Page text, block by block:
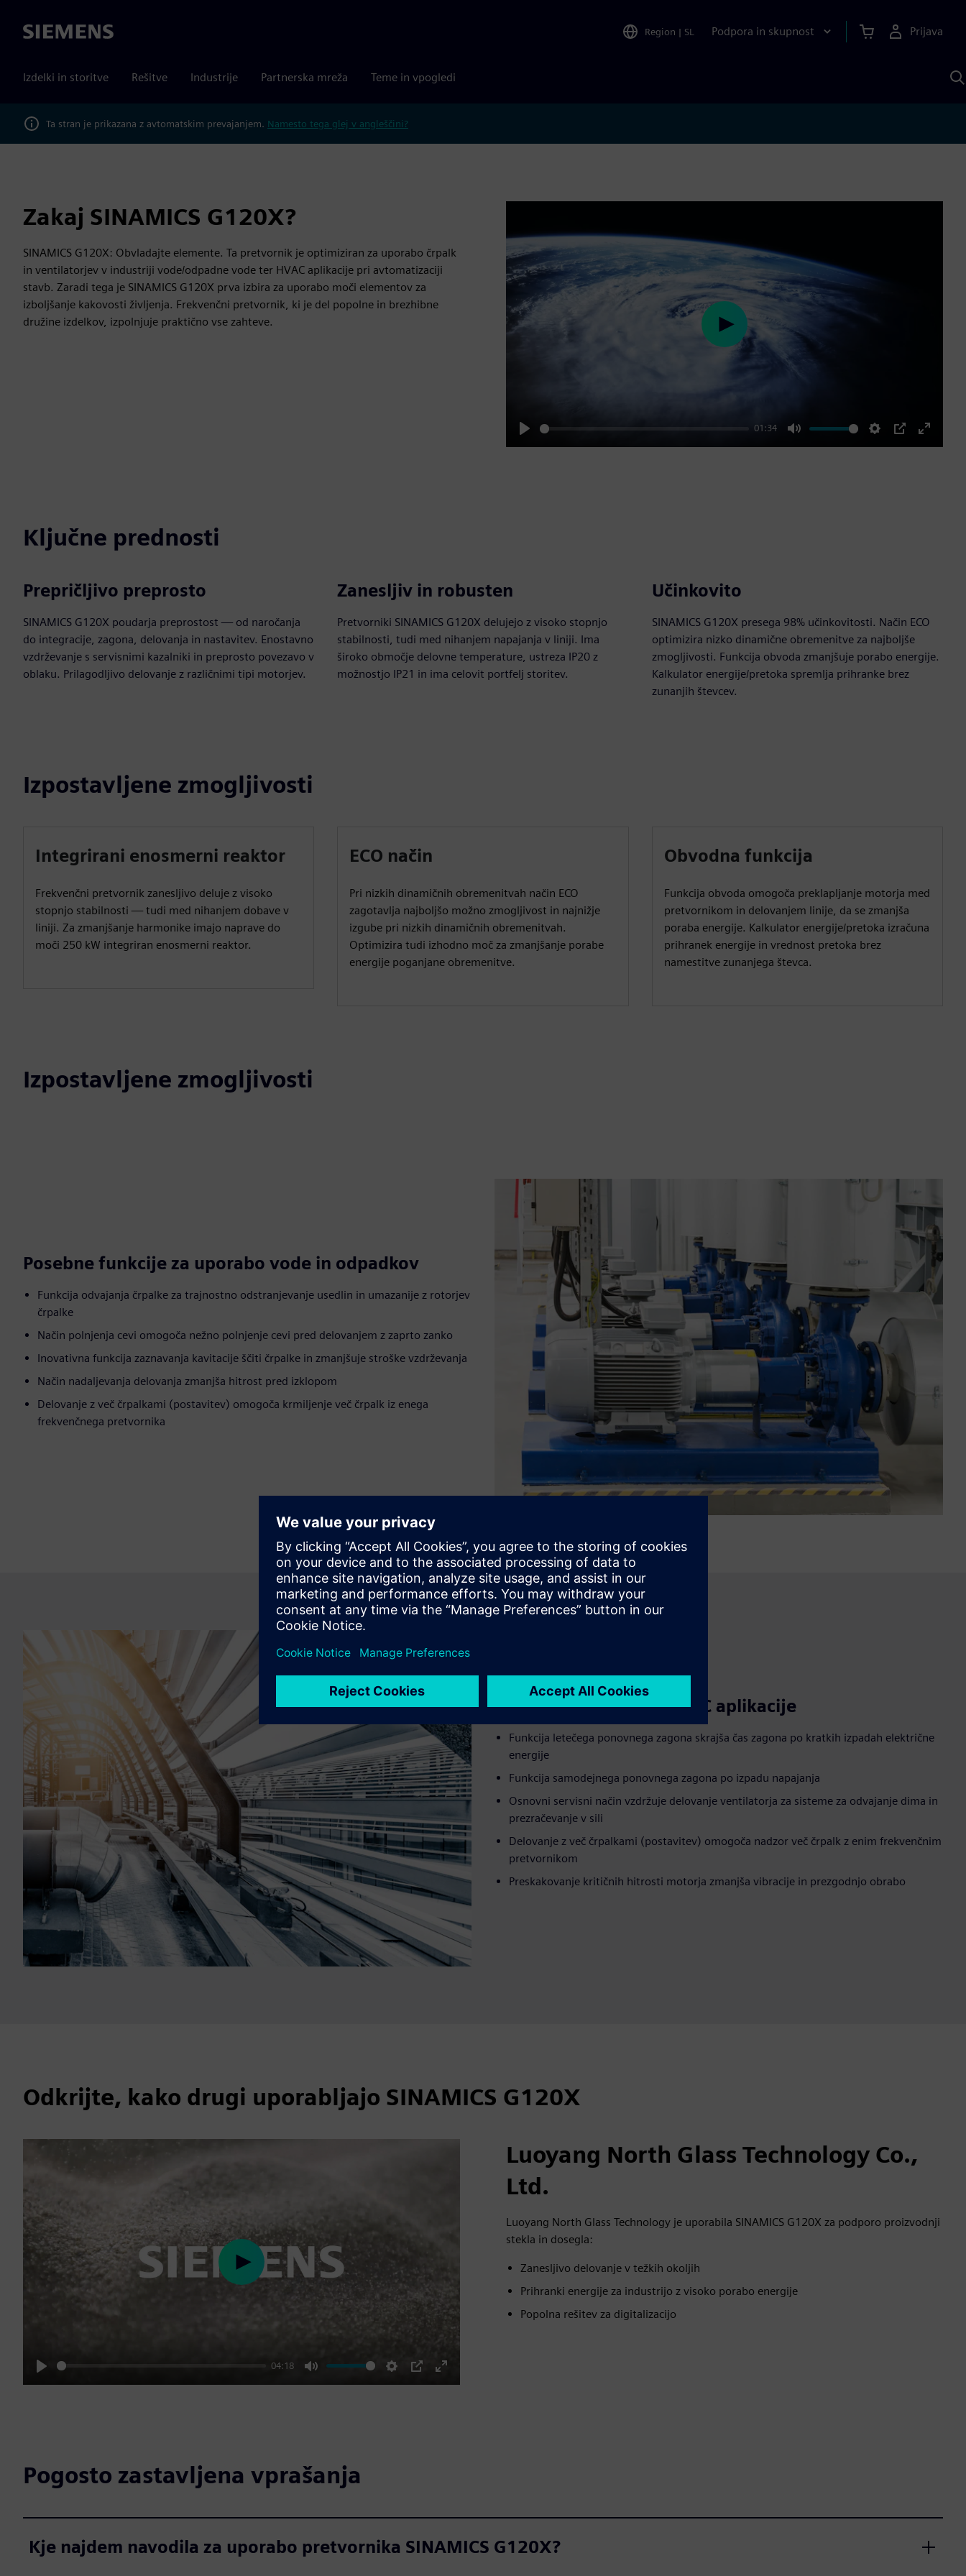
Siemens Region | SL Podpora in skupnost Prijava
Izdelki in storitve Rešitve Industrije Partnerska mreža Teme in vpogledi
s
Ta stran je prikazana z avtomatskim prevajanjem. Namesto tega glej v angleščini?
Zakaj SINAMICS G120X?
SINAMICS G120X: Obvladajte elemente. Ta pretvornik je optimiziran za uporabo črpalk
in ventilatorjev v industriji vode/odpadne vode ter HVAC aplikacije pri avtomatizaciji
stavb. Zaradi tega je SINAMICS G120X prva izbira za uporabo moči elementov za
izboljšanje kakovosti življenja. Frekvenčni pretvornik, ki je del popolne in brezhibne
družine izdelkov, izpolnjuje praktično vse zahteve.
Play
01:34
Mute Settings
PIP
Enter
Play
Ključne prednosti
Prepričljivo preprosto
SINAMICS G120X poudarja preprostost — od naročanja
do integracije, zagona, delovanja in nastavitev. Enostavno
vzdrževanje s servisnimi kazalniki in preprosto povezavo v
oblaku. Prilagodljivo delovanje z različnimi tipi motorjev.
Zanesljiv in robusten
Pretvorniki SINAMICS G120X delujejo z visoko stopnjo
stabilnosti, tudi med nihanjem napajanja v liniji. Ima
široko območje delovne temperature, ustreza IP20 z
možnostjo IP21 in ima celovit portfelj storitev.
Učinkovito
SINAMICS G120X presega 98% učinkovitosti. Način ECO
optimizira nizko dinamične obremenitve za najboljše
zmogljivosti. Funkcija obvoda zmanjšuje porabo energije.
Kalkulator energije/pretoka spremlja prihranke brez
zunanjih števcev.
Izpostavljene zmogljivosti
Integrirani enosmerni reaktor
Frekvenčni pretvornik zanesljivo deluje z visoko
stopnjo stabilnosti — tudi med nihanjem dobave v
liniji. Za zmanjšanje harmonike imajo naprave do
moči 250 kW integriran enosmerni reaktor.
ECO način
Pri nizkih dinamičnih obremenitvah način ECO
zagotavlja najboljšo možno zmogljivost in najnižje
izgube pri nizkih dinamičnih obremenitvah.
Optimizira tudi izhodno moč za zmanjšanje porabe
energije poganjane obremenitve.
Obvodna funkcija
Funkcija obvoda omogoča preklapljanje motorja med
pretvornikom in delovanjem linije, da se zmanjša
poraba energije. Kalkulator energije/pretoka izračuna
prihranek energije in vrednost pretoka brez
namestitve zunanjega števca.
Izpostavljene zmogljivosti
Posebne funkcije za uporabo vode in odpadkov
Funkcija odvajanja črpalke za trajnostno odstranjevanje usedlin in umazanije z rotorjev
črpalke
Način polnjenja cevi omogoča nežno polnjenje cevi pred delovanjem z zaprto zanko
Inovativna funkcija zaznavanja kavitacije ščiti črpalke in zmanjšuje stroške vzdrževanja
Način nadaljevanja delovanja zmanjša hitrost pred izklopom
Delovanje z več črpalkami (postavitev) omogoča krmiljenje več črpalk iz enega
frekvenčnega pretvornika
Posebne funkcije za HVAC aplikacije
Funkcija letečega ponovnega zagona skrajša čas zagona po kratkih izpadah električne
energije
Funkcija samodejnega ponovnega zagona po izpadu napajanja
Osnovni servisni način vzdržuje delovanje ventilatorja za sisteme za odvajanje dima in
prezračevanje v sili
Delovanje z več črpalkami (postavitev) omogoča nadzor več črpalk z enim frekvenčnim
pretvornikom
Preskakovanje kritičnih hitrosti motorja zmanjša vibracije in prezgodnjo obrabo
Odkrijte, kako drugi uporabljajo SINAMICS G120X
Play
04:18
Mute Settings
PIP
Enter
Play
Luoyang North Glass Technology Co.,
Ltd.
Luoyang North Glass Technology je uporabila SINAMICS G120X za podporo proizvodnji
stekla in dosegla:
Zanesljivo delovanje v težkih okoljih
Prihranki energije za industrijo z visoko porabo energije
Popolna rešitev za digitalizacijo
Pogosto zastavljena vprašanja
Kje najdem navodila za uporabo pretvornika SINAMICS G120X?